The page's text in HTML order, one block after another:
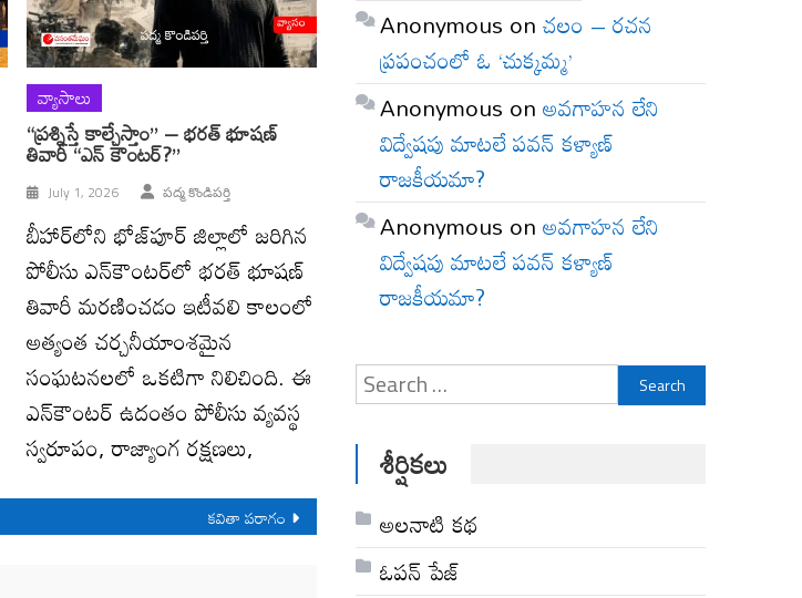
వ్యాసాలు
“ప్రశ్నిస్తే కాల్చేస్తాం” – భరత్ భూషణ్
తివారీ “ఎన్ కౌంటర్?”
July 1, 2026 పద్మ కొండిపర్తి
బీహార్‌లోని భోజ్‌పూర్ జిల్లాలో జరిగిన
పోలీసు ఎన్‌కౌంటర్‌లో భరత్ భూషణ్
తివారీ మరణించడం ఇటీవలి కాలంలో
అత్యంత చర్చనీయాంశమైన
సంఘటనలలో ఒకటిగా నిలిచింది. ఈ
ఎన్‌కౌంటర్‌ ఉదంతం పోలీసు వ్యవస్థ
స్వరూపం, రాజ్యాంగ రక్షణలు,
కవితా పరాగం
Anonymous onచలం – రచన
ప్రపంచంలో ఓ ‘చుక్కమ్మ’
Anonymous onఅవగాహన లేని
విద్వేషపు మాటలే పవన్ కళ్యాణ్
రాజకీయమా?
Anonymous onఅవగాహన లేని
విద్వేషపు మాటలే పవన్ కళ్యాణ్
రాజకీయమా?
Search
for:
శీర్షికలు
అల‌నాటి క‌థ‌
ఓపన్ పేజ్